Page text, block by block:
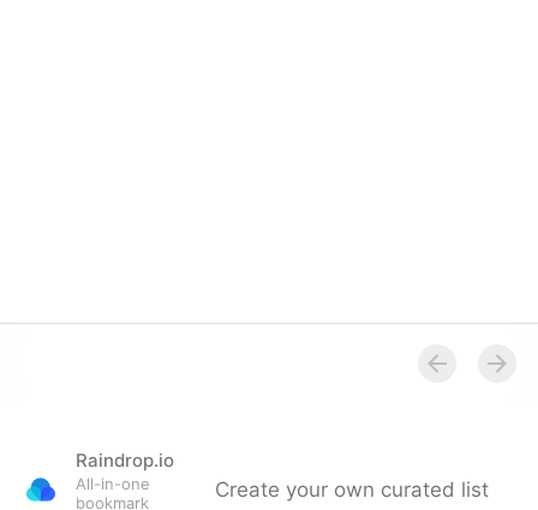
Raindrop.io
All-in-one
bookmark
Create your own curated list